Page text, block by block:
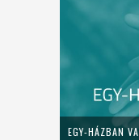
EGY-HÁZBAN